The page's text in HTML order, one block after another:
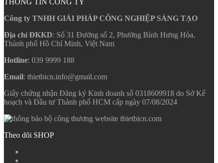
Công ty TNHH GIẢI PHÁP CÔNG NGHIỆP SÁNG TẠO
Địa chỉ ĐKKD: Số 31 Đường số 2, Phường Bình Hưng Hòa,
Thành phố Hồ Chí Minh, Việt Nam
Hotline: 039 9999 188
Email: thietbicn.info@gmail.com
Giấy chứng nhận Đăng ký Kinh doanh số 0318609918 do Sở Kế
hoạch và Đầu tư Thành phố HCM cấp ngày 07/08/2024
Theo dõi SHOP